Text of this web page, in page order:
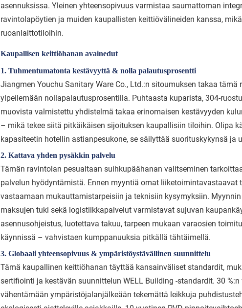
asennuksissa. Yleinen yhteensopivuus varmistaa saumattoman
ravintolapöytien ja muiden kaupallisten keittiövälineiden kanssa,
ruoanlaittotiloihin.
Kaupallisen keittiöhanan avainedut
1. Tuhmentumatonta kestävyyttä & nolla palautusprosentti
Jiangmen Youchu Sanitary Ware Co., Ltd.:n sitoumuksen takaa
ylpeilemään nollapalautusprosentilla. Puhtaasta kuparista, 304-
muovista valmistettu yhdistelmä takaa erinomaisen kestävyyden
– mikä tekee siitä pitkäikäisen sijoituksen kaupallisiin tiloihin. Olipa
kapasiteetin hotellin astianpesukone, se säilyttää suorituskykynsä ja
2. Kattava yhden pysäkkin palvelu
Tämän ravintolan pesualtaan suihkupäähanan valitseminen
palvelun hyödyntämistä. Ennen myyntiä omat
vastaamaan mukauttamistarpeisiin ja teknisiin kysymyksiin.
maksujen tuki sekä logistiikkapalvelut varmistavat sujuvan
asennusohjeistus, luotettava takuu, tarpeen mukaan varaosien
käynnissä – vahvistaen kumppanuuksia pitkällä tähtäimellä.
3. Globaali yhteensopivuus & ympäristöystävällinen suunnittelu
Tämä kaupallinen keittiöhanan täyttää kansainväliset standardit,
sertifiointi ja kestävän suunnittelun WELL Building -standardit. 30
vähentämään ympäristöjalanjälkeään tekemättä leikkuja